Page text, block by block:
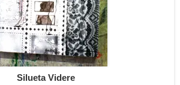
Silueta Videre